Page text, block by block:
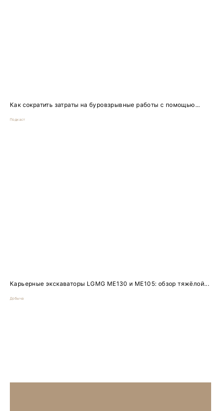
Как сократить затраты на буровзрывные работы с помощью...
Подкаст
Карьерные экскаваторы LGMG ME130 и ME105: обзор тяжёлой...
Добыча